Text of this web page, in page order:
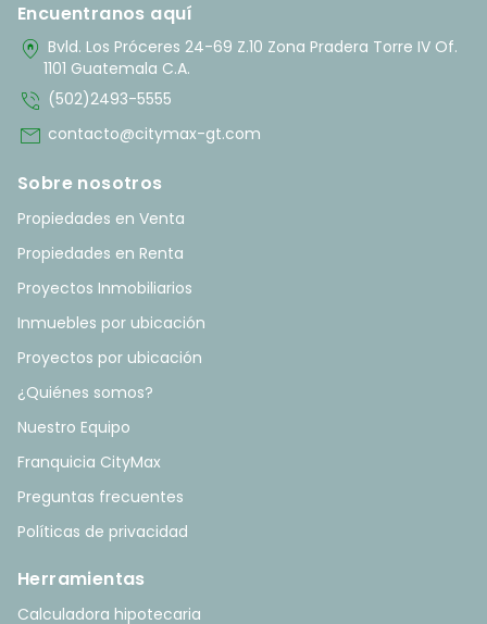
Encuentranos aquí
home_pin Bvld. Los Próceres 24-69 Z.10 Zona Pradera Torre IV Of.
1101 Guatemala C.A.
phone_in_talk (502)2493-5555
mail contacto@citymax-gt.com
Sobre nosotros
Propiedades en Venta
Propiedades en Renta
Proyectos Inmobiliarios
Inmuebles por ubicación
Proyectos por ubicación
¿Quiénes somos?
Nuestro Equipo
Franquicia CityMax
Preguntas frecuentes
Políticas de privacidad
Herramientas
Calculadora hipotecaria